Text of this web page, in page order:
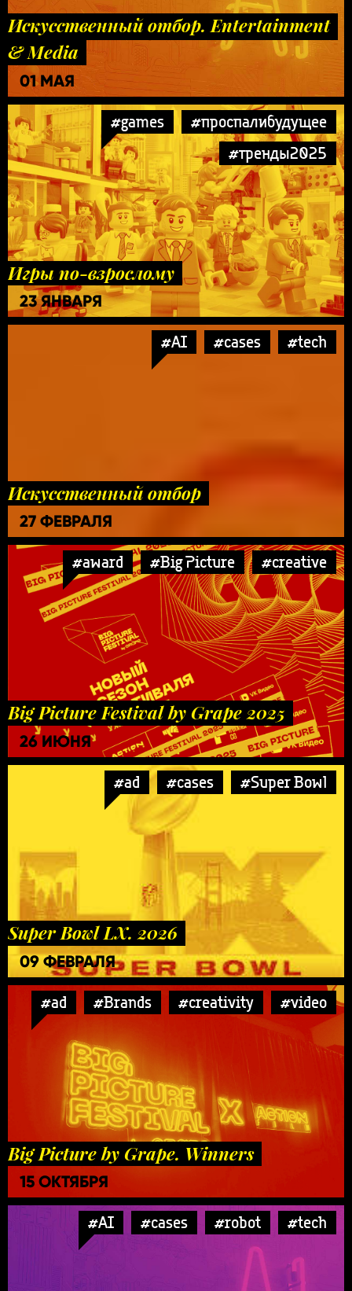
Искусственный отбор. Entertainment
& Media
01 МАЯ
#games
#проспалибудущее
#тренды2025
Игры по-взрослому
23 ЯНВАРЯ
#AI #cases #tech
Искусственный отбор
27 ФЕВРАЛЯ
#award #Big Picture #creative
Big Picture Festival by Grape 2025
26 ИЮНЯ
#ad #cases #Super Bowl
Super Bowl LX. 2026
09 ФЕВРАЛЯ
#ad #Brands #creativity #video
Big Picture by Grape. Winners
15 ОКТЯБРЯ
#AI #cases #robot #tech